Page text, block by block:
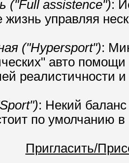
("Full assistence"):
жизнь управляя
("Hypersport"):
авто
реалистичности
: Некий
по умолчанию в
Пригласить/